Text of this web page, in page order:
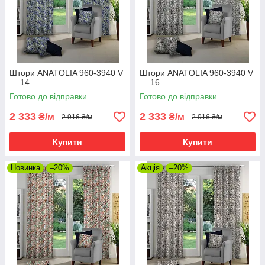
Штори ANATOLIA 960-3940 V
— 14
Готово до відправки
2 333 ₴/м 2 916 ₴/м
Купити
Штори ANATOLIA 960-3940 V
— 16
Готово до відправки
2 333 ₴/м 2 916 ₴/м
Купити
Новинка –20% Акція –20%